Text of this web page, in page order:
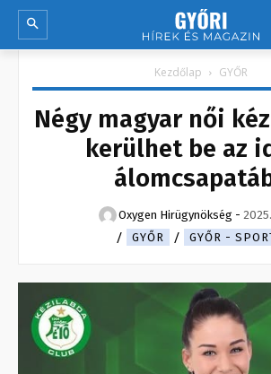
Kezdőlap GYŐR
Négy magyar női
kerülhet be az
Oxygen Hirügynökség -
GYŐR
GYŐR -